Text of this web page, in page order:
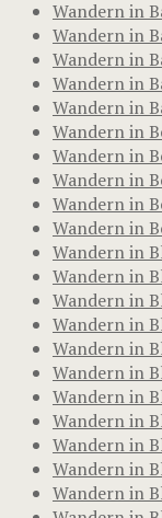
Wandern in
Wandern in
Wandern in
Wandern in
Wandern in
Wandern in
Wandern in
Wandern in
Wandern in
Wandern in
Wandern in
Wandern in
Wandern in
Wandern in
Wandern in
Wandern in
Wandern in
Wandern in
Wandern in
Wandern in
Wandern in